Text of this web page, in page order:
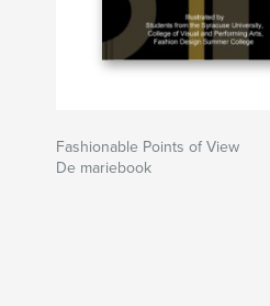
Fashionable Points of View
De mariebook